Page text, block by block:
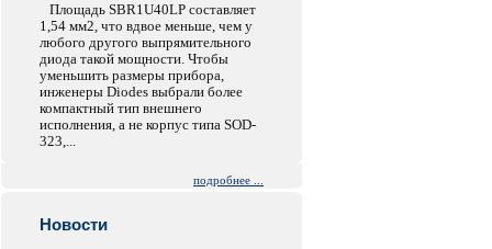
Площадь SBR1U40LP составляет
1,54 мм2, что вдвое меньше, чем у
любого другого выпрямительного
диода такой мощности. Чтобы
уменьшить размеры прибора,
инженеры Diodes выбрали более
компактный тип внешнего
исполнения, а не корпус типа SOD-
323,...
подробнее ...
Новости